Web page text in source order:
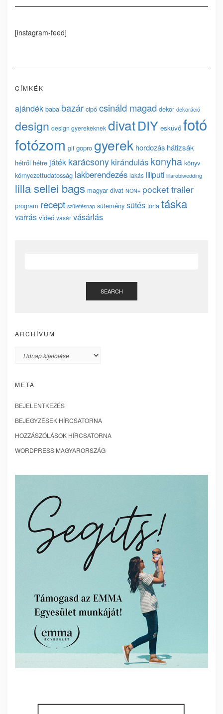
[instagram-feed]
CÍMKÉK
ajándék baba bazár cipő csináld magad dekor dekoráció
design design gyerekeknek divatDIY esküvő fotó
fotózom gif gopro gyerek hordozás hátizsák
hétről hétre játék karácsony kirándulás konyha könyv
környezettudatosság lakberendezés lakás liliputi lillarobiwedding
lilla sellei bags magyar divat NON+ pocket trailer
program recept születésnap sütemény sütés torta táska
varrás videó vásár vásárlás
SEARCH
ARCHÍVUM
Archívum
META
BEJELENTKEZÉS
BEJEGYZÉSEK HÍRCSATORNA
HOZZÁSZÓLÁSOK HÍRCSATORNA
WORDPRESS MAGYARORSZÁG